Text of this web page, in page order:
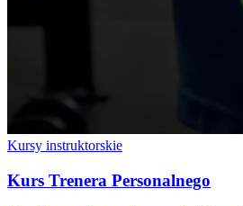
Kursy instruktorskie
Kurs Trenera Personalnego